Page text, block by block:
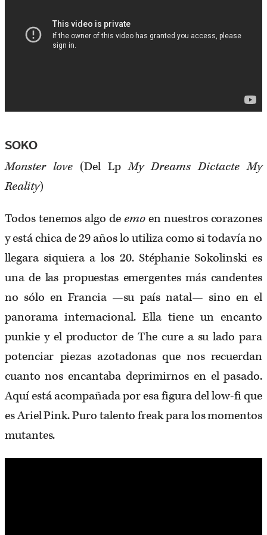
SOKO
Monster love(Del LpMy Dreams Dictacte My
Reality)
Todos tenemos algo deemoen nuestros corazones
y está chica de 29 años lo utiliza como si todavía no
llegara siquiera a los 20. Stéphanie Sokolinski es
una de las propuestas emergentes más candentes
no sólo en Francia —su país natal— sino en el
panorama internacional. Ella tiene un encanto
punkie y el productor de The cure a su lado para
potenciar piezas azotadonas que nos recuerdan
cuanto nos encantaba deprimirnos en el pasado.
Aquí está acompañada por esa figura del low-fi que
es Ariel Pink. Puro talento freak para los momentos
mutantes.